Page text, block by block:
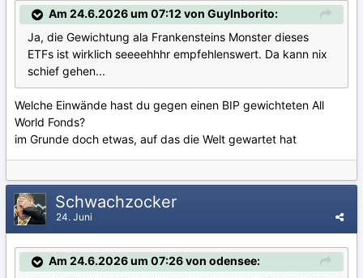
Am 24.6.2026 um 07:12 von GuyInborito:
Ja, die Gewichtung ala Frankensteins Monster dieses
ETFs ist wirklich seeeehhhr empfehlenswert. Da kann nix
schief gehen...
Welche Einwände hast du gegen einen BIP gewichteten All
World Fonds?
im Grunde doch etwas, auf das die Welt gewartet hat
Schwachzocker
24. Juni
Am 24.6.2026 um 07:26 von odensee: